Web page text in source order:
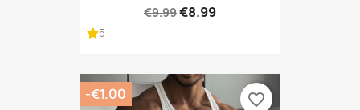
€9.99€8.99
5
-€1.00 favorite_border